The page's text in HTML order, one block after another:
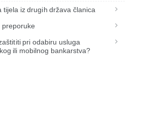
tijela iz drugih država članica
preporuke
pri odabiru usluga
ili mobilnog bankarstva?